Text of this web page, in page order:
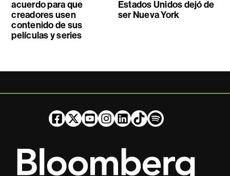
acuerdo para que
creadores usen
contenido de sus
películas y series
Estados Unidos dejó de
ser Nueva York